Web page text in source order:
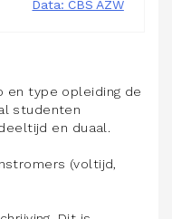
en type opleiding de
studenten
en duaal.
(voltijd,